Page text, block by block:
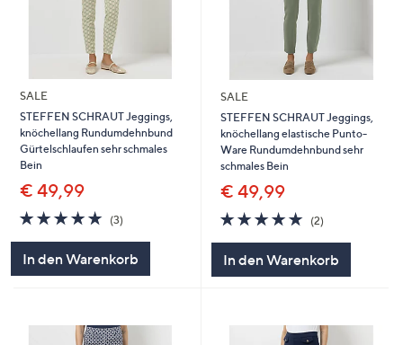
SALE
STEFFEN SCHRAUT Jeggings,
knöchellang Rundumdehnbund
Gürtelschlaufen sehr schmales
Bein
€ 49,99
5.0
von
(3)3
In den Warenkorb
SALE
STEFFEN SCHRAUT Jeggings,
knöchellang elastische Punto-
Ware Rundumdehnbund sehr
schmales Bein
€ 49,99
5.0
von
(2)2
In den Warenkorb